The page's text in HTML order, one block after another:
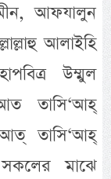
আফযালুন
আলাইহি
উম্মুল
তাসি‘আহ্
তাসি‘আহ্
সকলের মাঝে